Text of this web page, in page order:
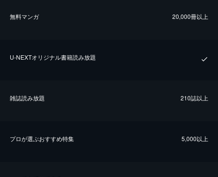
無料マンガ 20,000冊以上
U-NEXTオリジナル書籍読み放題
雑誌読み放題 210誌以上
プロが選ぶおすすめ特集 5,000以上